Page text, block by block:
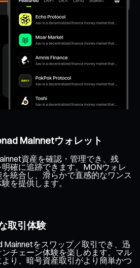
Mainnetウォレット
資産を確認・管理でき、残
確に追跡できます。MONウォレ
統合し、滑らかで直感的なワンス
を提供します。
取引体験
Mainnetをスワップ／取引でき、迅
チェーン体験を楽しめます。マル
り、暗号資産取引がより簡単かつ